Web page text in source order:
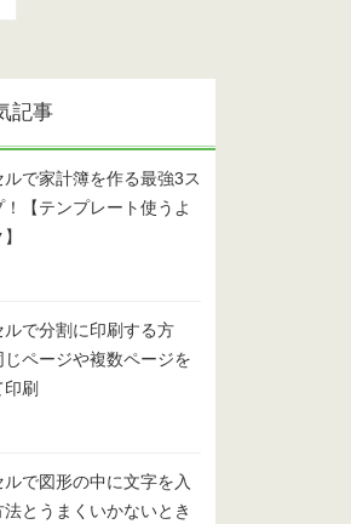
記事
ルで家計簿を作る最強3ス
！【テンプレート使うよ
ルで分割に印刷する方
じページや複数ページを
刷
ルで図形の中に文字を入
法とうまくいかないとき